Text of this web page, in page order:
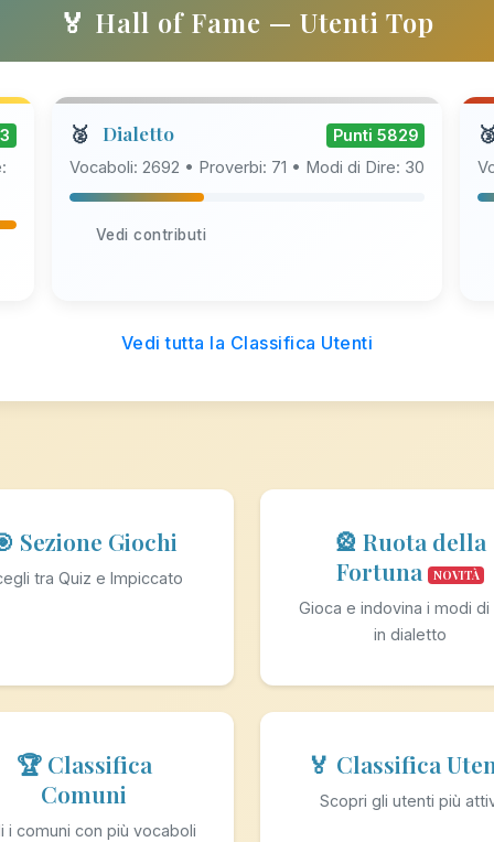
🏅 Hall of Fame — Utenti Top
🥈 Dialetto Punti 5829
Vocaboli: 2692 • Proverbi: 71 • Modi di Dire: 30
Vedi contributi
Vedi tutta la Classifica Utenti
Sezione Giochi
tra Quiz e Impiccato
🎡 Ruota della
Fortuna NOVITÀ
Gioca e indovina i modi di
in dialetto
🏆 Classifica
Comuni
i comuni con più vocaboli
🏅 Classifica
Scopri gli utenti più